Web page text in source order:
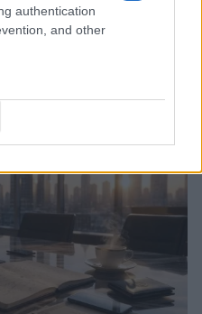
authentication
and other
trimestre com foco em